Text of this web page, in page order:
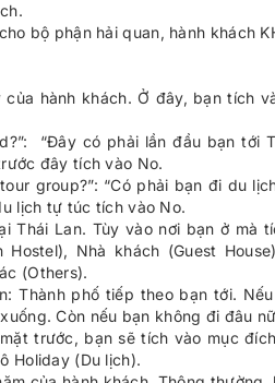
bộ phận hải quan, hành khách
hành khách. Ở đây, bạn tích
“Đây có phải lần đầu bạn tới
đây tích vào No.
group?”: “Có phải bạn đi du
lịch tự túc tích vào No.
Thái Lan. Tùy vào nơi bạn ở mà
Hostel), Nhà khách (Guest
(Others).
Thành phố tiếp theo bạn tới.
Còn nếu bạn không đi đâu
trước, bạn sẽ tích vào mục
Holiday (Du lịch).